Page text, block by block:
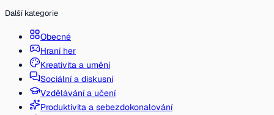
Další kategorie
Obecné
Hraní her
Kreativita a umění
Sociální a diskusní
Vzdělávání a učení
Produktivita a sebezdokonalování